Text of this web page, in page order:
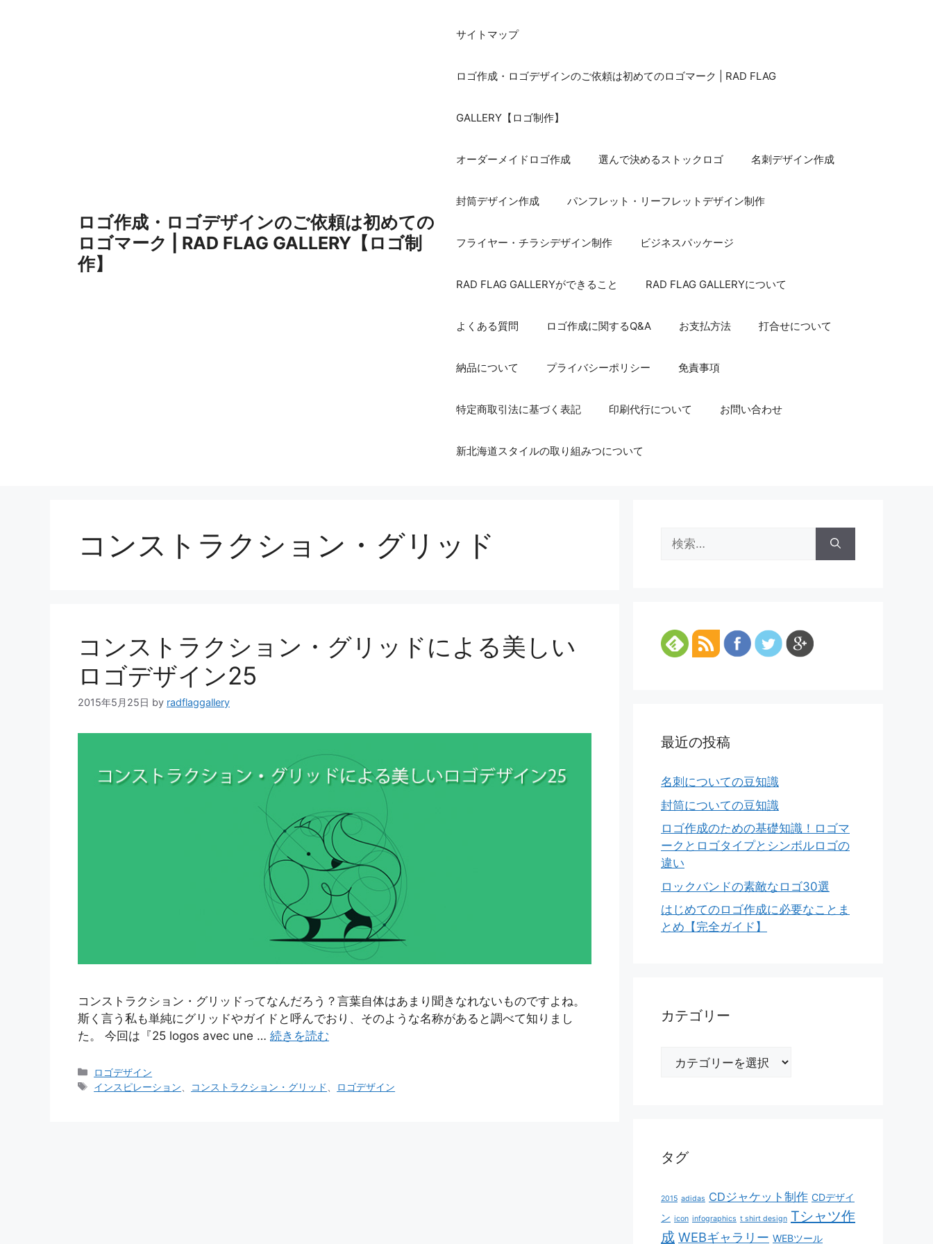
ロゴ作成・ロゴデザインのご依頼は初めての
ロゴマーク | RAD FLAG GALLERY【ロゴ制
作】
サイトマップ
ロゴ作成・ロゴデザインのご依頼は初めてのロゴマーク | RAD FLAG
GALLERY【ロゴ制作】
オーダーメイドロゴ作成 選んで決めるストックロゴ 名刺デザイン作成
封筒デザイン作成 パンフレット・リーフレットデザイン制作
フライヤー・チラシデザイン制作 ビジネスパッケージ
RAD FLAG GALLERYができること RAD FLAG GALLERYについて
よくある質問 ロゴ作成に関するQ&A お支払方法 打合せについて
納品について プライバシーポリシー 免責事項
特定商取引法に基づく表記 印刷代行について お問い合わせ
新北海道スタイルの取り組みつについて
コンストラクション・グリッド
コンストラクション・グリッドによる美しい
ロゴデザイン25
2015年5月25日 by radflaggallery
コンストラクション・グリッドってなんだろう？言葉自体はあまり聞きなれないものですよね。
斯く言う私も単純にグリッドやガイドと呼んでおり、そのような名称があると調べて知りまし
た。 今回は『25 logos avec une … 続きを読む
カ
テ
ロゴデザイン
タ
インスピレーション コンストラクション・グリッド ロゴデザイン
索:
最近の投稿
名刺についての豆知識
封筒についての豆知識
ロゴ作成のための基礎知識！ロゴマ
ークとロゴタイプとシンボルロゴの
違い
ロックバンドの素敵なロゴ30選
はじめてのロゴ作成に必要なことま
とめ【完全ガイド】
カテゴリー
タグ
2015 adidas CDジャケット制作 CDデザイ
ン icon infographics t shirt design Tシャツ作
成 WEBギャラリー WEBツール